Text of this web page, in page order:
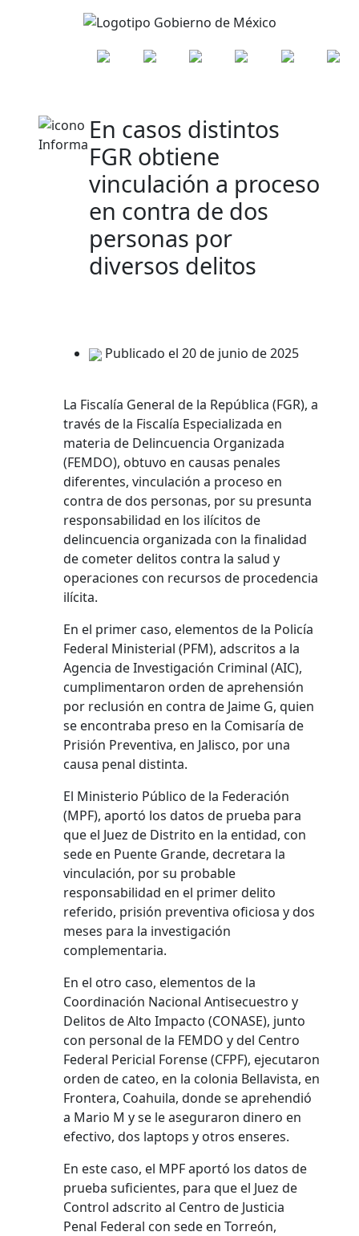
En casos distintos
FGR obtiene
vinculación a proceso
en contra de dos
personas por
diversos delitos
Publicado el 20 de junio de 2025
La Fiscalía General de la República (FGR), a
través de la Fiscalía Especializada en
materia de Delincuencia Organizada
(FEMDO), obtuvo en causas penales
diferentes, vinculación a proceso en
contra de dos personas, por su presunta
responsabilidad en los ilícitos de
delincuencia organizada con la finalidad
de cometer delitos contra la salud y
operaciones con recursos de procedencia
ilícita.
En el primer caso, elementos de la Policía
Federal Ministerial (PFM), adscritos a la
Agencia de Investigación Criminal (AIC),
cumplimentaron orden de aprehensión
por reclusión en contra de Jaime G, quien
se encontraba preso en la Comisaría de
Prisión Preventiva, en Jalisco, por una
causa penal distinta.
El Ministerio Público de la Federación
(MPF), aportó los datos de prueba para
que el Juez de Distrito en la entidad, con
sede en Puente Grande, decretara la
vinculación, por su probable
responsabilidad en el primer delito
referido, prisión preventiva oficiosa y dos
meses para la investigación
complementaria.
En el otro caso, elementos de la
Coordinación Nacional Antisecuestro y
Delitos de Alto Impacto (CONASE), junto
con personal de la FEMDO y del Centro
Federal Pericial Forense (CFPF), ejecutaron
orden de cateo, en la colonia Bellavista, en
Frontera, Coahuila, donde se aprehendió
a Mario M y se le aseguraron dinero en
efectivo, dos laptops y otros enseres.
En este caso, el MPF aportó los datos de
prueba suficientes, para que el Juez de
Control adscrito al Centro de Justicia
Penal Federal con sede en Torreón,